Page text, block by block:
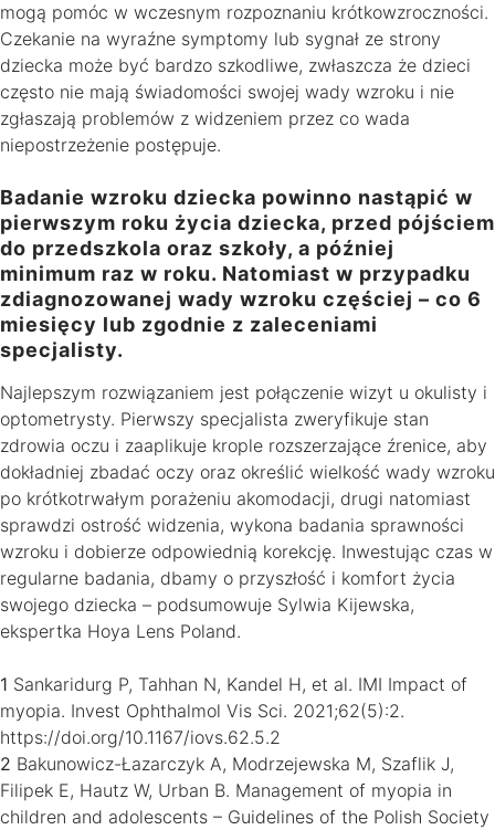
mogą pomóc w wczesnym rozpoznaniu krótkowzroczności.
Czekanie na wyraźne symptomy lub sygnał ze strony
dziecka może być bardzo szkodliwe, zwłaszcza że dzieci
często nie mają świadomości swojej wady wzroku i nie
zgłaszają problemów z widzeniem przez co wada
niepostrzeżenie postępuje.
Badanie wzroku dziecka powinno nastąpić w
pierwszym roku życia dziecka, przed pójściem
do przedszkola oraz szkoły, a później
minimum raz w roku. Natomiast w przypadku
zdiagnozowanej wady wzroku częściej – co 6
miesięcy lub zgodnie z zaleceniami
specjalisty.
Najlepszym rozwiązaniem jest połączenie wizyt u okulisty i
optometrysty. Pierwszy specjalista zweryfikuje stan
zdrowia oczu i zaaplikuje krople rozszerzające źrenice, aby
dokładniej zbadać oczy oraz określić wielkość wady wzroku
po krótkotrwałym porażeniu akomodacji, drugi natomiast
sprawdzi ostrość widzenia, wykona badania sprawności
wzroku i dobierze odpowiednią korekcję. Inwestując czas w
regularne badania, dbamy o przyszłość i komfort życia
swojego dziecka – podsumowuje Sylwia Kijewska,
ekspertka Hoya Lens Poland.
1 Sankaridurg P, Tahhan N, Kandel H, et al. IMI Impact of
myopia. Invest Ophthalmol Vis Sci. 2021;62(5):2.
https://doi.org/10.1167/iovs.62.5.2
2 Bakunowicz-Łazarczyk A, Modrzejewska M, Szaflik J,
Filipek E, Hautz W, Urban B. Management of myopia in
children and adolescents – Guidelines of the Polish Society